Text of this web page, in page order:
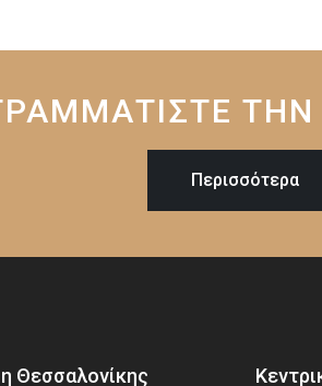
ΤΗΝ
Περισσότερα
Θεσσαλονίκης